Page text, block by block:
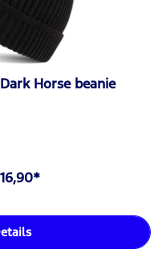
Horse beanie